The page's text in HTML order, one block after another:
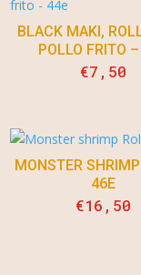
BLACK MAKI,
POLLO FRITO
€7,50
MONSTER
46E
€16,50